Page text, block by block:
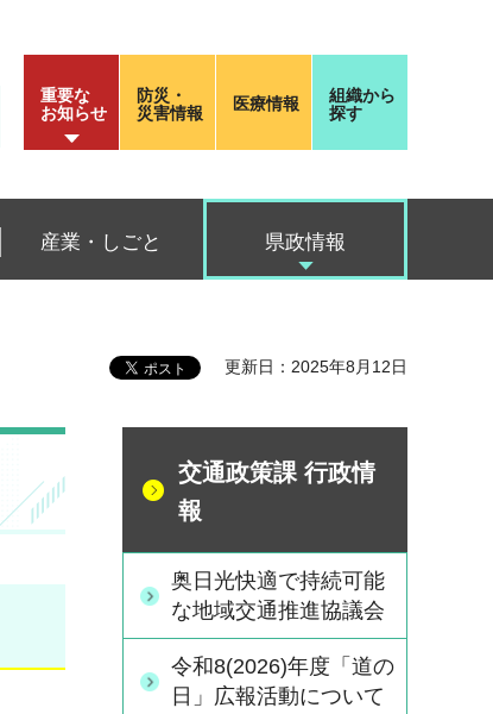
重要な
お知らせ
防災・
災害情報
医療情報
組織から
探す
産業・しごと 県政情報
更新日：2025年8月12日
交通政策課 行政情
報
奥日光快適で持続可能
な地域交通推進協議会
令和8(2026)年度「道の
日」広報活動について